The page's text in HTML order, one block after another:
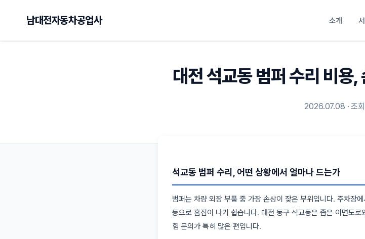
남대전자동차공업사 소개
대전 석교동 범퍼 수리 비용,
2026.07.08 · 조
석교동 범퍼 수리, 어떤 상황에서 얼마나 드는가
범퍼는 차량 외장 부품 중 가장 손상이 잦은 부위입니다. 주차장
등으로 흠집이 나기 쉽습니다. 대전 동구 석교동은 좁은 이면도
힘 문의가 특히 많은 편입니다.